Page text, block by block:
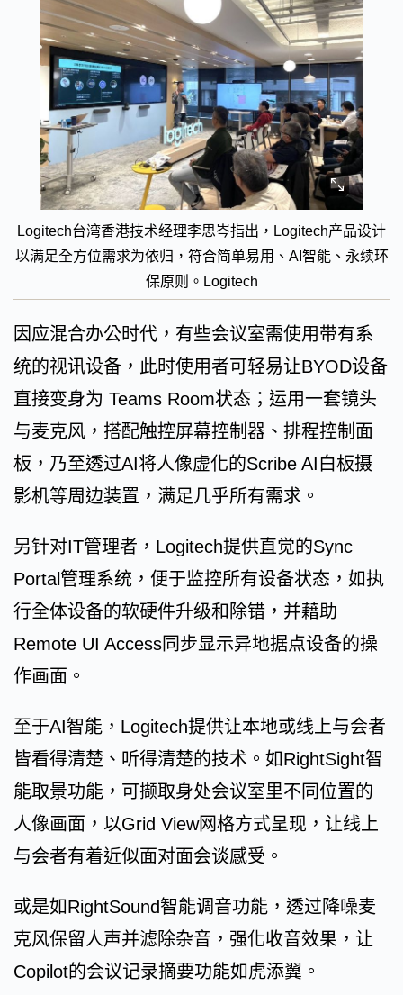
Logitech台湾香港技术经理李思岑指出，Logitech产品设计
以满足全方位需求为依归，符合简单易用、AI智能、永续环
保原则。Logitech
因应混合办公时代，有些会议室需使用带有系
统的视讯设备，此时使用者可轻易让BYOD设备
直接变身为 Teams Room状态；运用一套镜头
与麦克风，搭配触控屏幕控制器、排程控制面
板，乃至透过AI将人像虚化的Scribe AI白板摄
影机等周边装置，满足几乎所有需求。
另针对IT管理者，Logitech提供直觉的Sync
Portal管理系统，便于监控所有设备状态，如执
行全体设备的软硬件升级和除错，并藉助
Remote UI Access同步显示异地据点设备的操
作画面。
至于AI智能，Logitech提供让本地或线上与会者
皆看得清楚、听得清楚的技术。如RightSight智
能取景功能，可撷取身处会议室里不同位置的
人像画面，以Grid View网格方式呈现，让线上
与会者有着近似面对面会谈感受。
或是如RightSound智能调音功能，透过降噪麦
克风保留人声并滤除杂音，强化收音效果，让
Copilot的会议记录摘要功能如虎添翼。